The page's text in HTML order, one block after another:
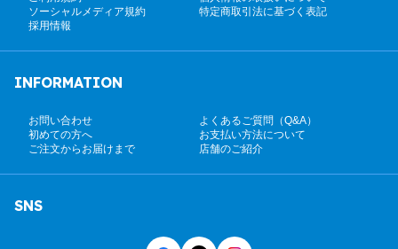
ソーシャルメディア規約
特定商取引法に基づく表記
採用情報
INFORMATION
お問い合わせ
よくあるご質問（Q&A）
初めての方へ
お支払い方法について
ご注文からお届けまで
店舗のご紹介
SNS